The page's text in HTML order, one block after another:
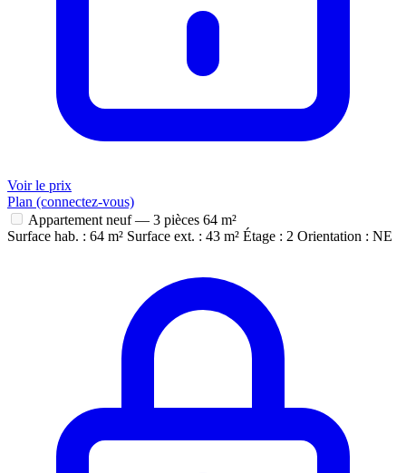
Voir le prix
Plan (connectez-vous)
Appartement neuf — 3 pièces 64 m²
Surface hab. : 64 m² Surface ext. : 43 m² Étage : 2 Orientation : NE